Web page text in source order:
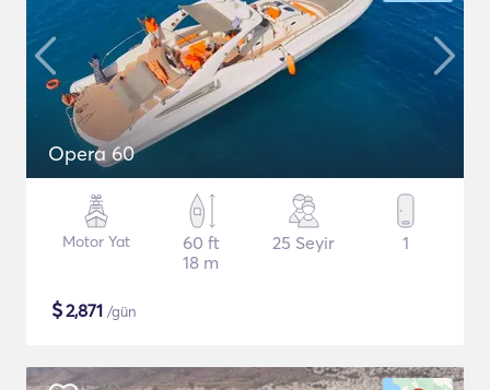
Opera 60
Motor Yat
60 ft
18 m
25 Seyir 1
$2,871 /gün